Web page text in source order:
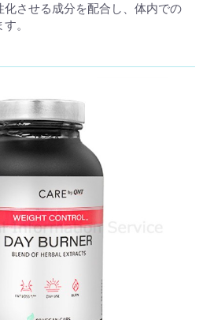
させる成分を配合し、体内での
。